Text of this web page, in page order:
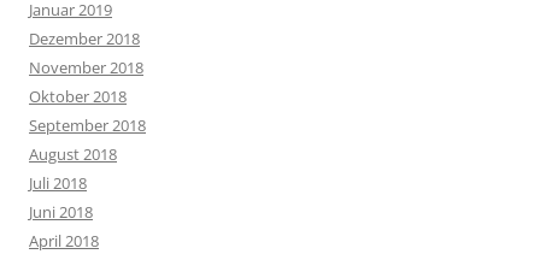
Januar 2019
Dezember 2018
November 2018
Oktober 2018
September 2018
August 2018
Juli 2018
Juni 2018
April 2018